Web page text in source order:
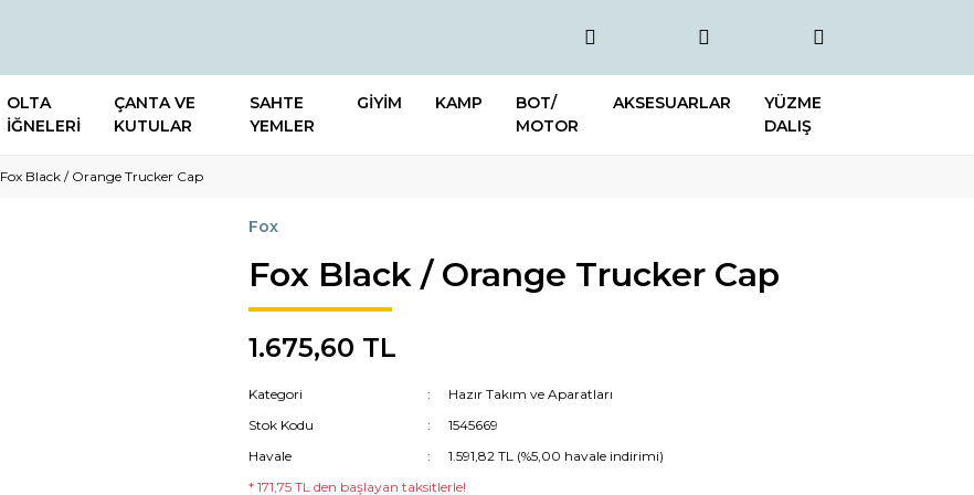
OLTA
İĞNELERİ
ÇANTA VE
KUTULAR
SAHTE
YEMLER
GİYİM KAMP
BOT/
MOTOR
AKSESUARLAR
YÜZME
DALIŞ
Fox Black / Orange Trucker Cap
Fox
Fox Black / Orange Trucker Cap
1.675,60 TL
Kategori
Hazır Takım ve Aparatları
Stok Kodu
1545669
Havale
1.591,82 TL (%5,00 havale indirimi)
* 171,75 TL den başlayan taksitlerle!